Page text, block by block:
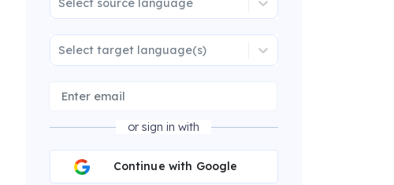
Select source language
Select target language(s)
or sign in with
Continue with Google